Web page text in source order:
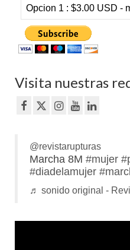
Visita nuestras
@revistarupturas
Marcha 8M #mujer
#diadelamujer
♬ sonido original -